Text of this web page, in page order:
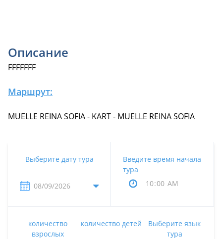
Описание
FFFFFFF
Маршрут:
MUELLE REINA SOFIA - KART - MUELLE REINA SOFIA
Выберите дату тура
Введите время начала
тура
количество
взрослых
количество детей
Выберите язык
тура